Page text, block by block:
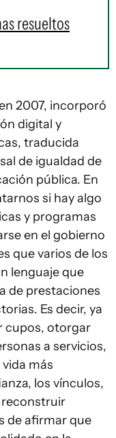
resueltos
2007, incorporó
digital y
traducida
de igualdad de
pública. En
si hay algo
y programas
en el gobierno
que varios de los
lenguaje que
de prestaciones
Es decir, ya
cupos, otorgar
a servicios,
más
los vínculos,
reconstruir
de afirmar que